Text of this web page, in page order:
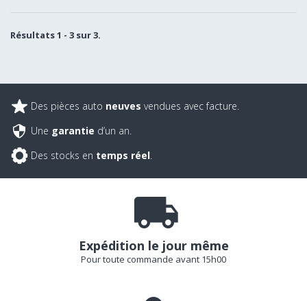
Résultats 1 - 3 sur 3.
Des pièces auto neuves vendues avec facture.
Une garantie d’un an.
Des stocks en temps réel.
Expédition le jour même
Pour toute commande avant 15h00